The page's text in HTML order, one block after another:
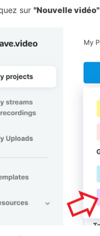
sur "Nouvelle vidéo"